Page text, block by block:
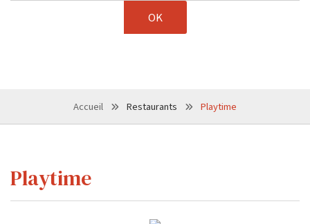
Accueil Restaurants Playtime
Playtime